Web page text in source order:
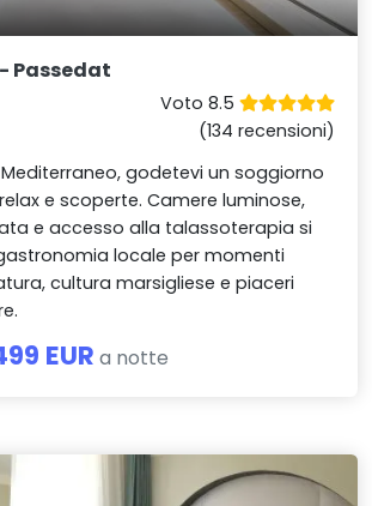
Passedat
Voto 8.5
(134 recensioni)
godetevi un soggiorno
e scoperte. Camere luminose,
e accesso alla talassoterapia si
locale per momenti
cultura marsigliese e piaceri
EUR a notte